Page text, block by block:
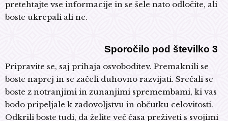
pretehtajte vse informacije in se šele nato odločite, ali
boste ukrepali ali ne.
Sporočilo pod številko 3
Pripravite se, saj prihaja osvoboditev. Premaknili se
boste naprej in se začeli duhovno razvijati. Srečali se
boste z notranjimi in zunanjimi spremembami, ki vas
bodo pripeljale k zadovoljstvu in občutku celovitosti.
Odkrili boste tudi, da želite več časa preživeti s svojimi